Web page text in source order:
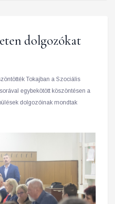
dolgozókat
Tokajban a Szociális
egybekötött köszöntésen a
dolgozóinak mondtak